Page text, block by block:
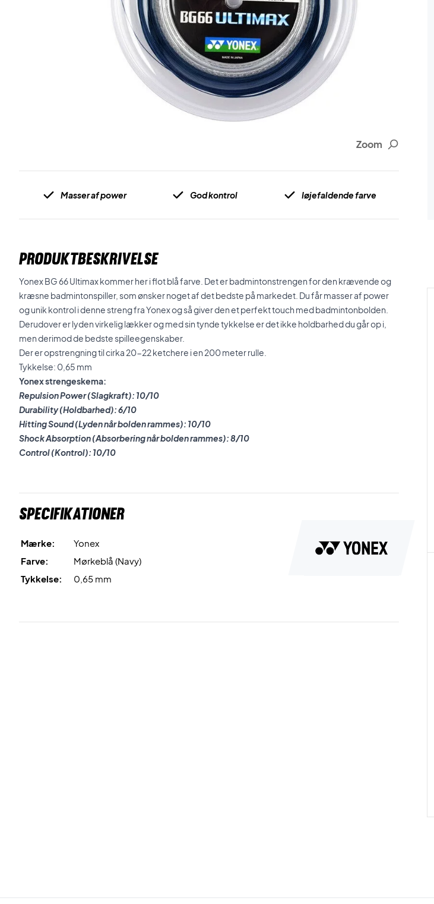
Zoom
Masser af power God kontrol Iøjefaldende farve
PRODUKTBESKRIVELSE
Yonex BG 66 Ultimax kommer her i flot blå farve. Det er badmintonstrengen for den krævende og
kræsne badmintonspiller, som ønsker noget af det bedste på markedet. Du får masser af power
og unik kontrol i denne streng fra Yonex og så giver den et perfekt touch med badmintonbolden.
Derudover er lyden virkelig lækker og med sin tynde tykkelse er det ikke holdbarhed du går op i,
men derimod de bedste spilleegenskaber.
Der er opstrengning til cirka 20-22 ketchere i en 200 meter rulle.
Tykkelse: 0,65 mm
Yonex strengeskema:
Repulsion Power (Slagkraft): 10/10
Durability (Holdbarhed): 6/10
Hitting Sound (Lyden når bolden rammes): 10/10
Shock Absorption (Absorbering når bolden rammes): 8/10
Control (Kontrol): 10/10
Specifikationer
Mærke:
Yonex
Farve:
Mørkeblå (Navy)
Tykkelse:
0,65 mm